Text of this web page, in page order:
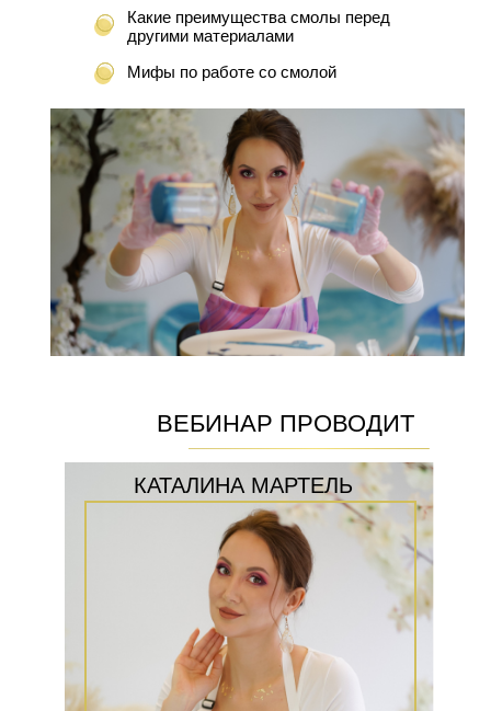
Какие преимущества смолы перед
другими материалами
Мифы по работе со смолой
КАТАЛИНА МАРТЕЛЬ
ВЕБИНАР ПРОВОДИТ